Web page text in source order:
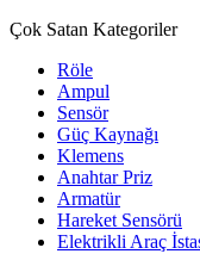
Çok Satan Kategoriler
Röle
Ampul
Sensör
Güç Kaynağı
Klemens
Anahtar Priz
Armatür
Hareket Sensörü
Elektrikli Araç